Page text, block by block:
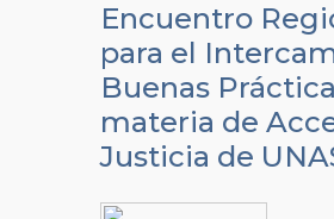
Encuentro
para el
Buenas
materia de
Justicia de